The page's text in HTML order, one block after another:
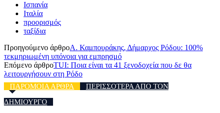
Ισπανία
Ιταλία
προορισμός
ταξίδια
Προηγούμενο άρθροΑ. Καμπουράκης, Δήμαρχος Ρόδου: 100%
τεκμηριωμένη υπόνοια για εμπρησμό
Επόμενο άρθροTUI: Ποια είναι τα 41 ξενοδοχεία που δε θα
λειτουργήσουν στη Ρόδο
ΠΑΡΟΜΟΙΑ ΑΡΘΡΑ
ΠΕΡΙΣΣΟΤΕΡΑ ΑΠΟ ΤΟΝ
ΔΗΜΙΟΥΡΓΟ